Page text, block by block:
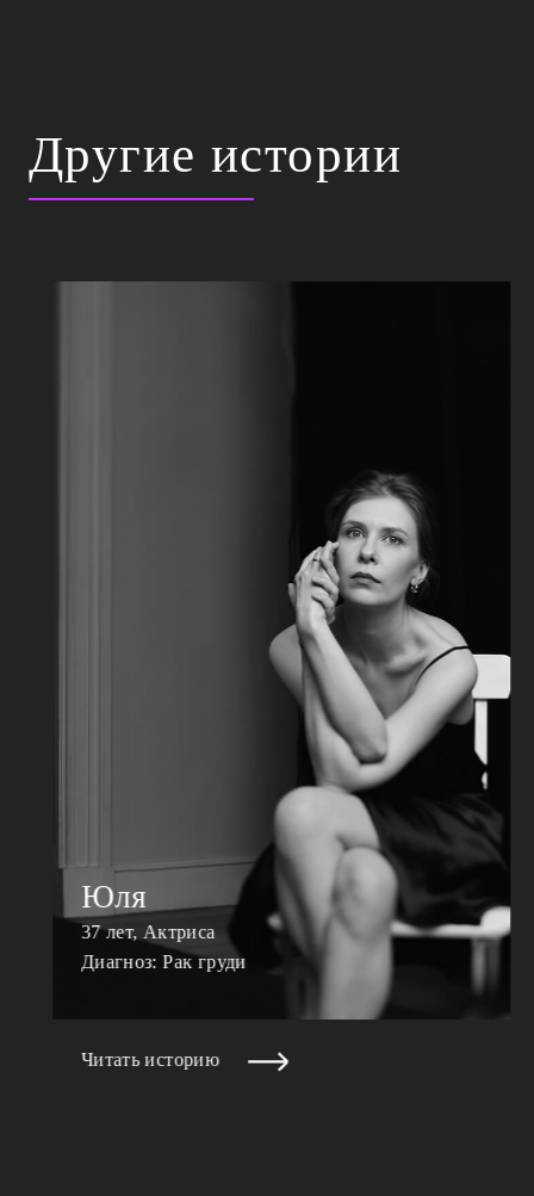
Другие истории
Юля
37 лет, Актриса
Диагноз: Рак груди
Читать историю